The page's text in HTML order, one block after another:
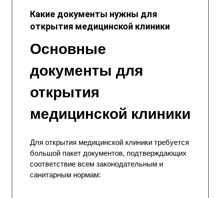
Какие документы нужны для
открытия медицинской клиники
Основные
документы для
открытия
медицинской клиники
Для открытия медицинской клиники требуется
большой пакет документов, подтверждающих
соответствие всем законодательным и
санитарным нормам: